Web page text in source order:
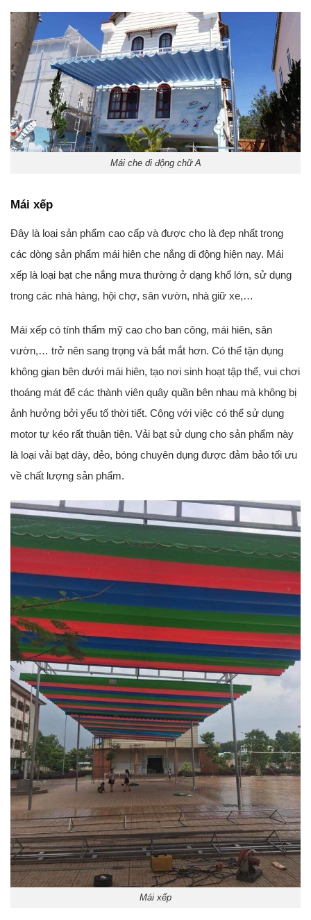
Mái che di động chữ A
Mái xếp
Đây là loại sản phẩm cao cấp và được cho là đẹp nhất trong
các dòng sản phẩm mái hiên che nắng di động hiện nay. Mái
xếp là loại bạt che nắng mưa thường ở dạng khổ lớn, sử dụng
trong các nhà hàng, hội chợ, sân vườn, nhà giữ xe,…
Mái xếp có tính thẩm mỹ cao cho ban công, mái hiên, sân
vườn,… trở nên sang trọng và bắt mắt hơn. Có thể tận dụng
không gian bên dưới mái hiên, tạo nơi sinh hoạt tập thể, vui chơi
thoáng mát để các thành viên quây quần bên nhau mà không bị
ảnh hưởng bởi yếu tố thời tiết. Cộng với việc có thể sử dụng
motor tự kéo rất thuận tiện. Vải bạt sử dụng cho sản phẩm này
là loại vải bạt dày, dẻo, bóng chuyên dụng được đảm bảo tối ưu
về chất lượng sản phẩm.
Mái xếp